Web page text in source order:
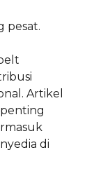
pesat.
Artikel
di